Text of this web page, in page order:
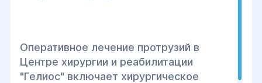
Оперативное лечение протрузий в
Центре хирургии и реабилитации
"Гелиос" включает хирургическое